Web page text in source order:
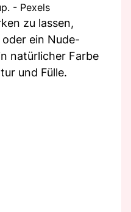
- Pexels
zu lassen,
ein Nude-
natürlicher Farbe
und Fülle.